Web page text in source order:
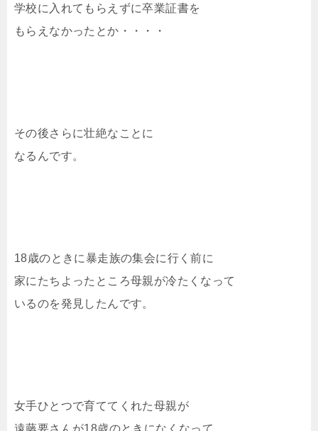
学校に入れてもらえずに卒業証書を
もらえなかったとか・・・・
その後さらに壮絶なことに
なるんです。
18歳のときに暴走族の集会に行く前に
家にたちよったところ母親が冷たくなって
いるのを発見したんです。
女手ひとつで育ててくれた母親が